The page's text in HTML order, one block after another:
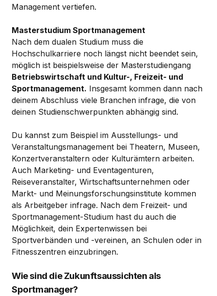
Management vertiefen.
Masterstudium Sportmanagement
Nach dem dualen Studium muss die
Hochschulkarriere noch längst nicht beendet sein,
möglich ist beispielsweise der Masterstudiengang
Betriebswirtschaft und Kultur-, Freizeit- und
Sportmanagement. Insgesamt kommen dann nach
deinem Abschluss viele Branchen infrage, die von
deinen Studienschwerpunkten abhängig sind.
Du kannst zum Beispiel im Ausstellungs- und
Veranstaltungsmanagement bei Theatern, Museen,
Konzertveranstaltern oder Kulturämtern arbeiten.
Auch Marketing- und Eventagenturen,
Reiseveranstalter, Wirtschaftsunternehmen oder
Markt- und Meinungsforschungsinstitute kommen
als Arbeitgeber infrage. Nach dem Freizeit- und
Sportmanagement-Studium hast du auch die
Möglichkeit, dein Expertenwissen bei
Sportverbänden und -vereinen, an Schulen oder in
Fitnesszentren einzubringen.
Wie sind die Zukunftsaussichten als
Sportmanager?